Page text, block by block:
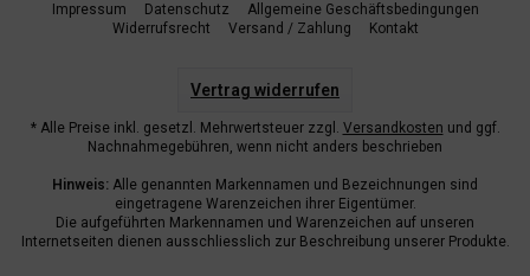
Impressum
Datenschutz
Allgemeine Geschäftsbedingungen
Widerrufsrecht
Versand / Zahlung Kontakt
Vertrag widerrufen
* Alle Preise inkl. gesetzl. Mehrwertsteuer zzgl. Versandkosten und ggf.
Nachnahmegebühren, wenn nicht anders beschrieben
Hinweis: Alle genannten Markennamen und Bezeichnungen sind
eingetragene Warenzeichen ihrer Eigentümer.
Die aufgeführten Markennamen und Warenzeichen auf unseren
Internetseiten dienen ausschliesslich zur Beschreibung unserer Produkte.